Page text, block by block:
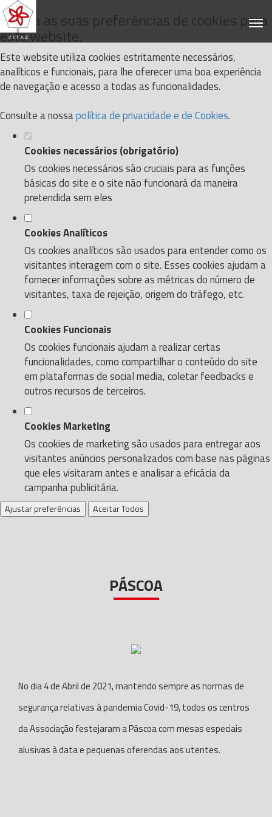
Defina as suas preferências de cookies para
este website.
Este website utiliza cookies estritamente necessários,
analíticos e funcionais, para lhe oferecer uma boa experiência
de navegação e acesso a todas as funcionalidades.
Consulte a nossapolítica de privacidade e de Cookies.
Cookies necessários (obrigatório)
Os cookies necessários são cruciais para as funções
básicas do site e o site não funcionará da maneira
pretendida sem eles
Cookies Analíticos
Os cookies analíticos são usados para entender como os
visitantes interagem com o site. Esses cookies ajudam a
fornecer informações sobre as métricas do número de
visitantes, taxa de rejeição, origem do tráfego, etc.
Cookies Funcionais
Os cookies funcionais ajudam a realizar certas
funcionalidades, como compartilhar o conteúdo do site
em plataformas de social media, coletar feedbacks e
outros recursos de terceiros.
Cookies Marketing
Os cookies de marketing são usados para entregar aos
visitantes anúncios personalizados com base nas páginas
que eles visitaram antes e analisar a eficácia da
campanha publicitária.
Ajustar preferências Aceitar Todos
PÁSCOA
No dia 4 de Abril de 2021, mantendo sempre as normas de
segurança relativas à pandemia Covid-19, todos os centros
da Associação festejaram a Páscoa com mesas especiais
alusivas à data e pequenas oferendas aos utentes.